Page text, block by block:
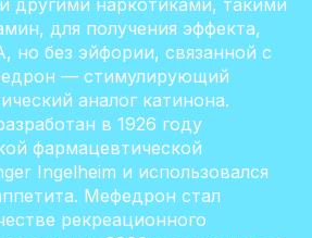
другими наркотиками, такими
для получения эффекта,
без эйфории, связанной с
— стимулирующий
аналог катинона.
в 1926 году
фармацевтической
Ingelheim и использовался
Мефедрон стал
рекреационного